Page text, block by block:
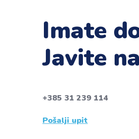
Imate
Javite
+385 31 239 114
Pošalji upit